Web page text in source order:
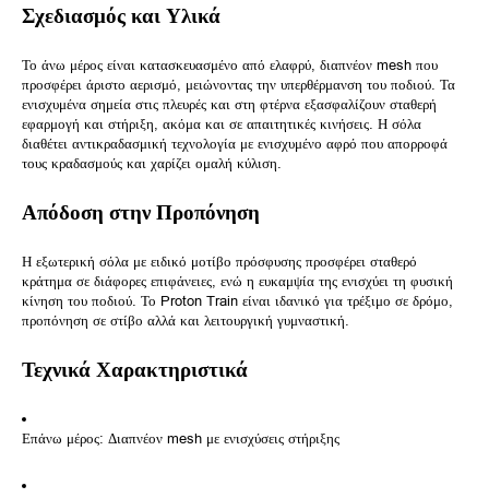
Σχεδιασμός και Υλικά
Το άνω μέρος είναι κατασκευασμένο από ελαφρύ, διαπνέον mesh που
προσφέρει άριστο αερισμό, μειώνοντας την υπερθέρμανση του ποδιού. Τα
ενισχυμένα σημεία στις πλευρές και στη φτέρνα εξασφαλίζουν σταθερή
εφαρμογή και στήριξη, ακόμα και σε απαιτητικές κινήσεις. Η σόλα
διαθέτει αντικραδασμική τεχνολογία με ενισχυμένο αφρό που απορροφά
τους κραδασμούς και χαρίζει ομαλή κύλιση.
Απόδοση στην Προπόνηση
Η εξωτερική σόλα με ειδικό μοτίβο πρόσφυσης προσφέρει σταθερό
κράτημα σε διάφορες επιφάνειες, ενώ η ευκαμψία της ενισχύει τη φυσική
κίνηση του ποδιού. Το Proton Train είναι ιδανικό για τρέξιμο σε δρόμο,
προπόνηση σε στίβο αλλά και λειτουργική γυμναστική.
Τεχνικά Χαρακτηριστικά
Επάνω μέρος: Διαπνέον mesh με ενισχύσεις στήριξης